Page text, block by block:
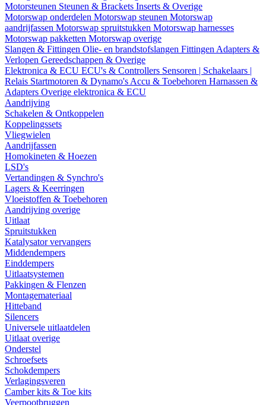
Motorsteunen Steunen & Brackets Inserts & Overige
Motorswap onderdelen Motorswap steunen Motorswap
aandrijfassen Motorswap spruitstukken Motorswap harnesses
Motorswap pakketten Motorswap overige
Slangen & Fittingen Olie- en brandstofslangen Fittingen Adapters &
Verlopen Gereedschappen & Overige
Elektronica & ECU ECU's & Controllers Sensoren | Schakelaars |
Relais Startmotoren & Dynamo's Accu & Toebehoren Harnassen &
Adapters Overige elektronica & ECU
Aandrijving
Schakelen & Ontkoppelen
Koppelingssets
Vliegwielen
Aandrijfassen
Homokineten & Hoezen
LSD's
Vertandingen & Synchro's
Lagers & Keerringen
Vloeistoffen & Toebehoren
Aandrijving overige
Uitlaat
Spruitstukken
Katalysator vervangers
Middendempers
Einddempers
Uitlaatsystemen
Pakkingen & Flenzen
Montagemateriaal
Hitteband
Silencers
Universele uitlaatdelen
Uitlaat overige
Onderstel
Schroefsets
Schokdempers
Verlagingsveren
Camber kits & Toe kits
Veerpootbruggen